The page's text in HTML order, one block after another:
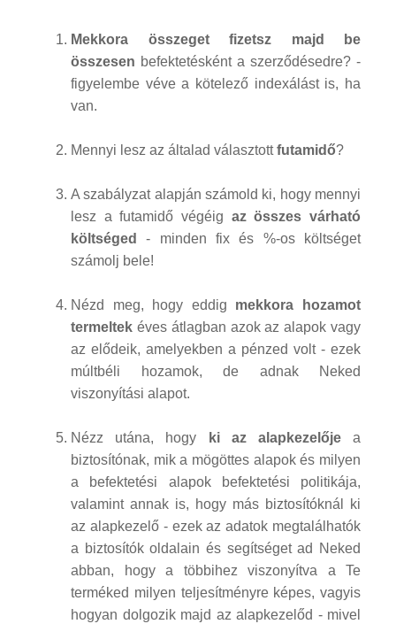
Mekkora összeget fizetsz majd be
összesen befektetésként a szerződésedre? -
figyelembe véve a kötelező indexálást is, ha
van.
Mennyi lesz az általad választottfutamidő?
A szabályzat alapján számold ki, hogy mennyi
lesz a futamidő végéig az összes várható
költséged
- minden fix és %-os költséget
számolj bele!
Nézd meg, hogy eddig mekkora hozamot
termeltek éves átlagban azok az alapok vagy
az elődeik, amelyekben a pénzed volt - ezek
múltbéli hozamok, de adnak Neked
viszonyítási alapot.
Nézz utána, hogy ki az alapkezelőjea
biztosítónak, mik a mögöttes alapok és milyen
a befektetési alapok befektetési politikája,
valamint annak is, hogy más biztosítóknál ki
az alapkezelő - ezek az adatok megtalálhatók
a biztosítók oldalain és segítséget ad Neked
abban, hogy a többihez viszonyítva a Te
terméked milyen teljesítményre képes, vagyis
hogyan dolgozik majd az alapkezelőd - mivel